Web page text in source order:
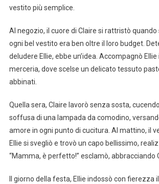
vestito più semplice.
Al negozio, il cuore di Claire si rattristò quando
ogni bel vestito era ben oltre il loro budget.
deludere Ellie, ebbe un’idea. Accompagnò
merceria, dove scelse un delicato tessuto
abbinati.
Quella sera, Claire lavorò senza sosta,
soffusa di una lampada da comodino,
amore in ogni punto di cucitura. Al mattino, il
Ellie si svegliò e trovò un capo bellissimo,
“Mamma, è perfetto!” esclamò, abbracciando
Il giorno della festa, Ellie indossò con fierezza